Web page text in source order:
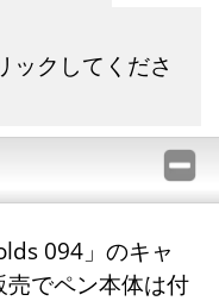
ックしてくださ
094」のキャ
売でペン本体は付